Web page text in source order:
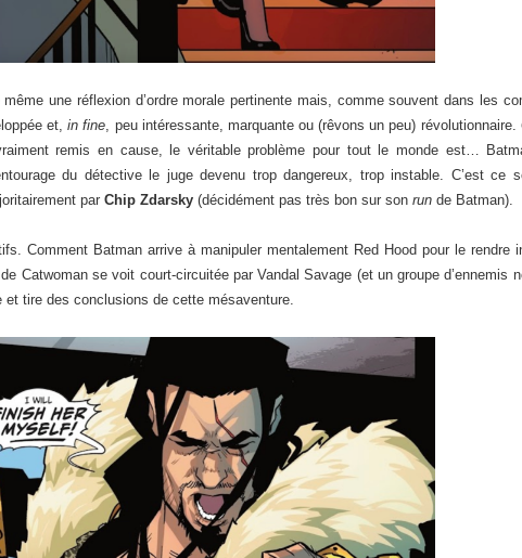
une réflexion d’ordre morale pertinente mais, comme souvent dans les
et,in fine , peu intéressante, marquante ou (rêvons un peu) révolutionnaire.
remis en cause, le véritable problème pour tout le monde est…
du détective le juge devenu trop dangereux, trop instable. C’est ce
par Chip Zdarsky (décidément pas très bon sur son run de Batman).
Comment Batman arrive à manipuler mentalement Red Hood pour le rendre
Catwoman se voit court-circuitée par Vandal Savage (et un groupe d’ennemis
tire des conclusions de cette mésaventure.